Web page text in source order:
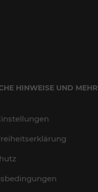
HINWEISE UND MEHR